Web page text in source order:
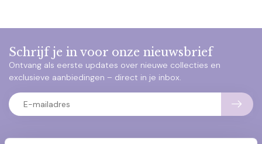
Schrijf je in voor onze nieuwsbrief
Ontvang als eerste updates over nieuwe collecties en
exclusieve aanbiedingen – direct in je inbox.